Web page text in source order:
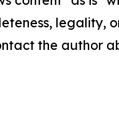
the author